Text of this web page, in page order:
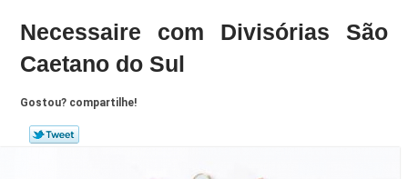
Necessaire com Divisórias São
Caetano do Sul
Gostou? compartilhe!